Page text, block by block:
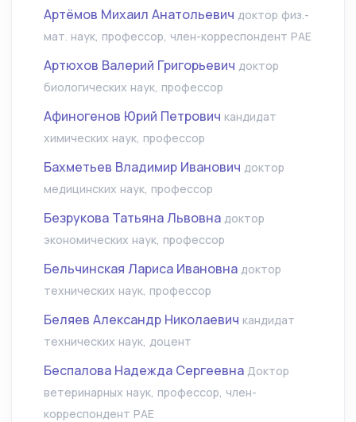
Артёмов Михаил Анатольевич доктор физ.-
мат. наук, профессор, член-корреспондент РАЕ
Артюхов Валерий Григорьевич доктор
биологических наук, профессор
Афиногенов Юрий Петрович кандидат
химических наук, профессор
Бахметьев Владимир Иванович доктор
медицинских наук, профессор
Безрукова Татьяна Львовна доктор
экономических наук, профессор
Бельчинская Лариса Ивановна доктор
технических наук, профессор
Беляев Александр Николаевич кандидат
технических наук, доцент
Беспалова Надежда Сергеевна Доктор
ветеринарных наук, профессор, член-
корреспондент РАЕ